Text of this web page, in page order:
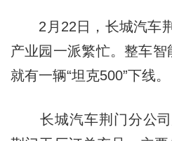
2月22日，长城汽车
产业园一派繁忙。整车
就有一辆“坦克500”下线。
长城汽车荆门分公司